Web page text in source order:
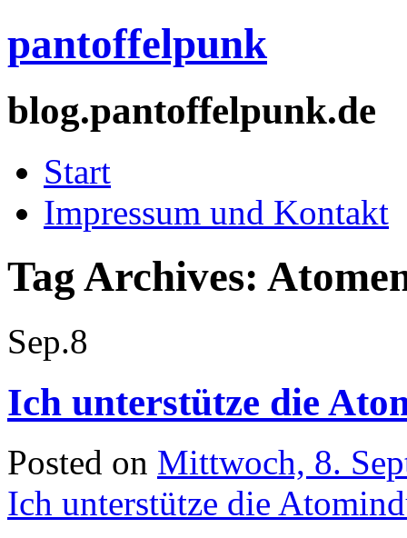
pantoffelpunk
blog.pantoffelpunk.de
Start
Impressum und Kontakt
Tag Archives:
Sep.8
Ich unterstütze die
Posted on Mittwoch, 8.
Ich unterstütze die